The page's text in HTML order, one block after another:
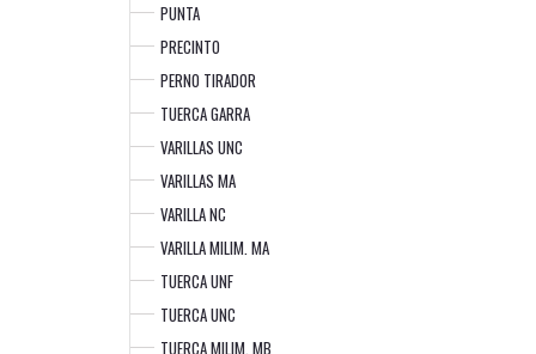
PUNTA
PRECINTO
PERNO TIRADOR
TUERCA GARRA
VARILLAS UNC
VARILLAS MA
VARILLA NC
VARILLA MILIM. MA
TUERCA UNF
TUERCA UNC
TUERCA MILIM. MB